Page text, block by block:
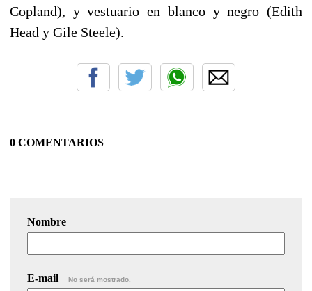
Copland), y vestuario en blanco y negro (Edith
Head y Gile Steele).
0 COMENTARIOS
Nombre
E-mail No será mostrado.